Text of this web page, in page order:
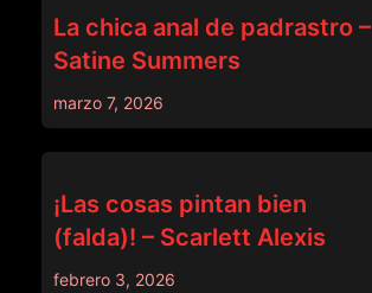
La chica anal de padrastro –
Satine Summers
marzo 7, 2026
¡Las cosas pintan bien
(falda)! – Scarlett Alexis
febrero 3, 2026